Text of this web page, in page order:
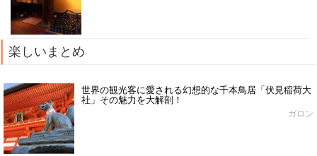
楽しいまとめ
世界の観光客に愛される幻想的な千本鳥居「伏見稲荷大
社」その魅力を大解剖！
ガロン